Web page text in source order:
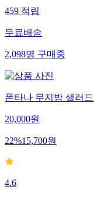
459 적립
무료배송
2,098명 구매중
폰타나 무지방 샐러
20,000원
22%15,700원
4.6